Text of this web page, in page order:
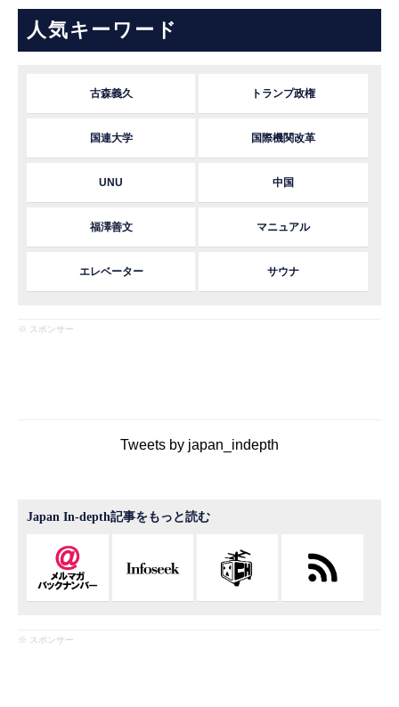
人気キーワード
古森義久 トランプ政権
国連大学 国際機関改革
UNU 中国
福澤善文 マニュアル
エレベーター サウナ
※ スポンサー
Tweets by japan_indepth
Japan In-depth記事をもっと読む
※ スポンサー